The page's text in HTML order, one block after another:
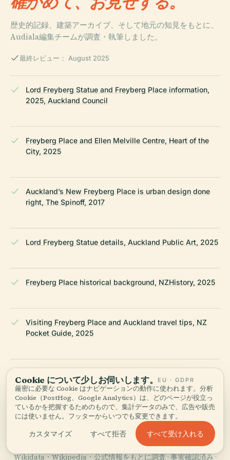
歴史的記録、建築アーカイブ、そして地元の知見をもとに、
Audiala編集チームが調査・執筆しました。
最終レビュー： August 2025
Lord Freyberg Statue and Freyberg Place information,
2025, Auckland Council
Freyberg Place and Ellen Melville Centre, Heart of the
City, 2025
Auckland’s New Freyberg Place is urban design done
right, The Spinoff, 2017
Lord Freyberg Statue details, Auckland Public Art, 2025
Freyberg Place historical background, NZHistory, 2025
Visiting Freyberg Place and Auckland travel tips, NZ
Pocket Guide, 2025
Public Art Around the World, Lord Freyberg Statue, 2025
Wikidata・Wikipedia・公式情報をもとに調査 · 事実確認済み ·
Cookie について少しお伺いします。 EU · GDPR
厳密に必要な Cookie はナビゲーションの動作に使われます。分析
Cookie（PostHog、Google Analytics）は、どのページが役立っ
ているかを把握するためのもので、集計データのみで、広告や販売
には使いません。フッターからいつでも変更できます。
カスタマイズ すべて拒否 すべて受け入れる